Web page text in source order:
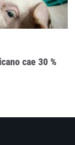
cae 30 %